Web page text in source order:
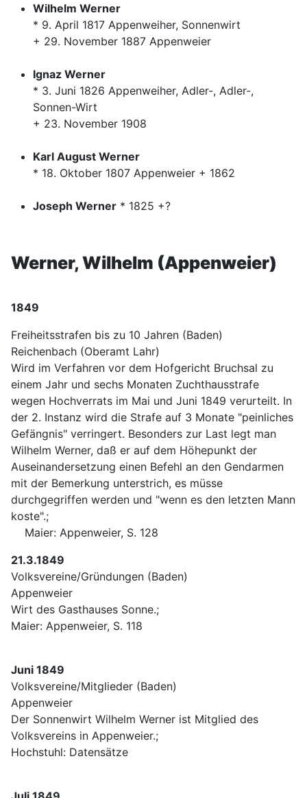
Wilhelm Werner
* 9. April 1817 Appenweiher, Sonnenwirt
+ 29. November 1887 Appenweier
Ignaz Werner
* 3. Juni 1826 Appenweiher, Adler-, Adler-,
Sonnen-Wirt
+ 23. November 1908
Karl August Werner
* 18. Oktober 1807 Appenweier + 1862
Joseph Werner * 1825 +?
Werner, Wilhelm (Appenweier)
1849
Freiheitsstrafen bis zu 10 Jahren (Baden)
Reichenbach (Oberamt Lahr)
Wird im Verfahren vor dem Hofgericht Bruchsal zu
einem Jahr und sechs Monaten Zuchthausstrafe
wegen Hochverrats im Mai und Juni 1849 verurteilt. In
der 2. Instanz wird die Strafe auf 3 Monate "peinliches
Gefängnis" verringert. Besonders zur Last legt man
Wilhelm Werner, daß er auf dem Höhepunkt der
Auseinandersetzung einen Befehl an den Gendarmen
mit der Bemerkung unterstrich, es müsse
durchgegriffen werden und "wenn es den letzten Mann
koste".;
Maier: Appenweier, S. 128
21.3.1849
Volksvereine/Gründungen (Baden)
Appenweier
Wirt des Gasthauses Sonne.;
Maier: Appenweier, S. 118
Juni 1849
Volksvereine/Mitglieder (Baden)
Appenweier
Der Sonnenwirt Wilhelm Werner ist Mitglied des
Volksvereins in Appenweier.;
Hochstuhl: Datensätze